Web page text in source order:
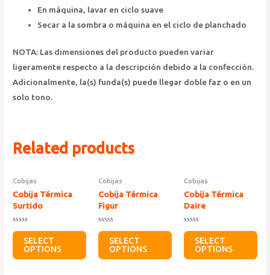
En máquina, lavar en ciclo suave
Secar a la sombra o máquina en el ciclo de planchado
NOTA: Las dimensiones del producto pueden variar
ligeramente respecto a la descripción debido a la confección.
Adicionalmente, la(s) funda(s) puede llegar doble faz o en un
solo tono.
Related products
Cobijas
Cobija Térmica
Surtido
Rated
0
5
SELECT
OPTIONS
Cobijas
Cobija Térmica
Figur
Rated
0
5
SELECT
OPTIONS
Cobijas
Cobija Térmica
Daire
Rated
0
5
SELECT
OPTIONS